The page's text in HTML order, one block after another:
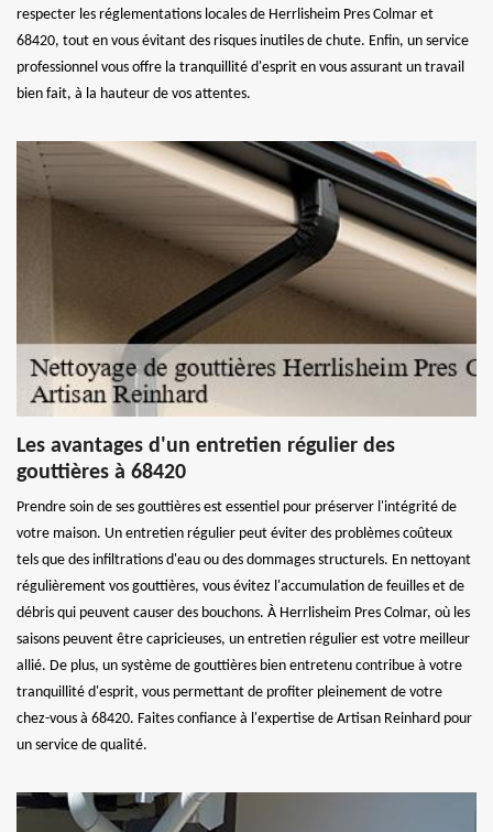
respecter les réglementations locales de Herrlisheim Pres Colmar et
68420, tout en vous évitant des risques inutiles de chute. Enfin, un service
professionnel vous offre la tranquillité d'esprit en vous assurant un travail
bien fait, à la hauteur de vos attentes.
Les avantages d'un entretien régulier des
gouttières à 68420
Prendre soin de ses gouttières est essentiel pour préserver l'intégrité de
votre maison. Un entretien régulier peut éviter des problèmes coûteux
tels que des infiltrations d'eau ou des dommages structurels. En nettoyant
régulièrement vos gouttières, vous évitez l'accumulation de feuilles et de
débris qui peuvent causer des bouchons. À Herrlisheim Pres Colmar, où les
saisons peuvent être capricieuses, un entretien régulier est votre meilleur
allié. De plus, un système de gouttières bien entretenu contribue à votre
tranquillité d'esprit, vous permettant de profiter pleinement de votre
chez-vous à 68420. Faites confiance à l'expertise de Artisan Reinhard pour
un service de qualité.